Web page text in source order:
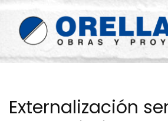
Saltar
contenido
(presiona
laReformas Orellana
Externalización